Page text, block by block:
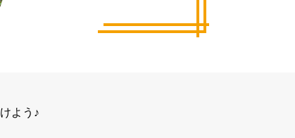
よう♪